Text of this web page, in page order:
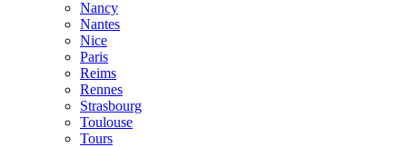
Nancy
Nantes
Nice
Paris
Reims
Rennes
Strasbourg
Toulouse
Tours